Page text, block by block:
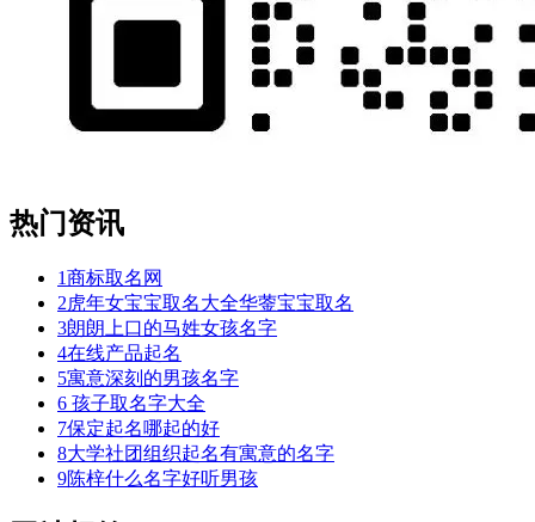
热门资讯
1商标取名网
2虎年女宝宝取名大全华蓥宝宝取名
3朗朗上口的马姓女孩名字
4在线产品起名
5寓意深刻的男孩名字
6 孩子取名字大全
7保定起名哪起的好
8大学社团组织起名有寓意的名字
9陈梓什么名字好听男孩